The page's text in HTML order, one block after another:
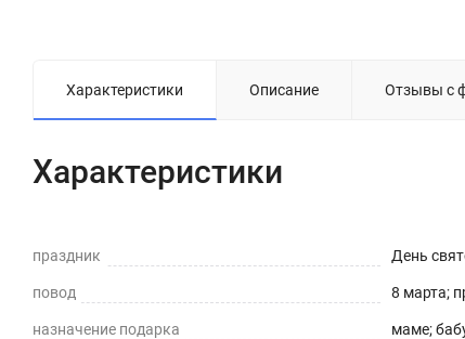
Характеристики Описание Отзывы с
Характеристики
праздник День
повод 8 марта;
назначение подарка маме;